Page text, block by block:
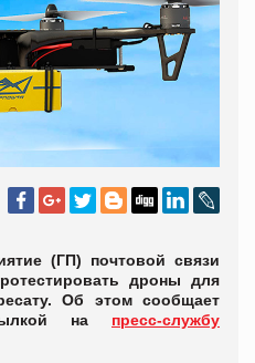
(ГП) почтовой связи
дроны для
Об этом сообщает
на пресс-службу